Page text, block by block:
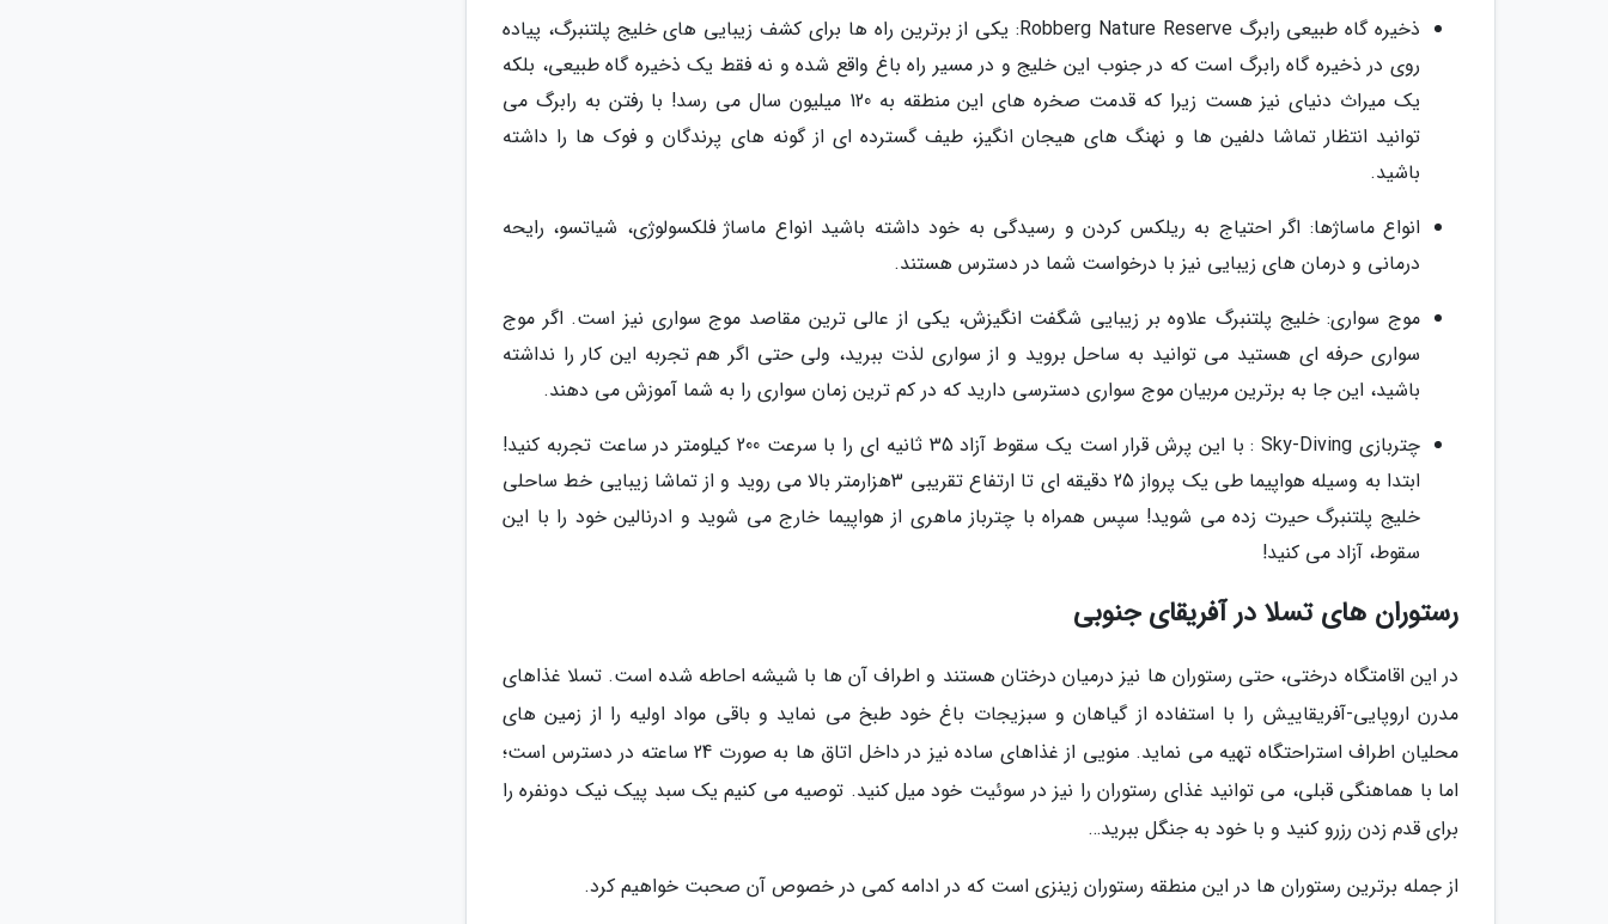
ذخیره گاه طبیعی رابرگ Robberg Nature Reserve: یکی از برترین راه ها برای کشف زیبایی های خلیج پلتنبرگ، پیاده
روی در ذخیره گاه رابرگ است که در جنوب این خلیج و در مسیر راه باغ واقع شده و نه فقط یک ذخیره گاه طبیعی، بلکه
یک میراث دنیای نیز هست زیرا که قدمت صخره های این منطقه به 120 میلیون سال می رسد! با رفتن به رابرگ می
توانید انتظار تماشا دلفین ها و نهنگ های هیجان انگیز، طیف گسترده ای از گونه های پرندگان و فوک ها را داشته
باشید.
انواع ماساژها: اگر احتیاج به ریلکس کردن و رسیدگی به خود داشته باشید انواع ماساژ فلکسولوژی، شیاتسو، رایحه
درمانی و درمان های زیبایی نیز با درخواست شما در دسترس هستند.
موج سواری: خلیج پلتنبرگ علاوه بر زیبایی شگفت انگیزش، یکی از عالی ترین مقاصد موج سواری نیز است. اگر موج
سواری حرفه ای هستید می توانید به ساحل بروید و از سواری لذت ببرید، ولی حتی اگر هم تجربه این کار را نداشته
باشید، این جا به برترین مربیان موج سواری دسترسی دارید که در کم ترین زمان سواری را به شما آموزش می دهند.
چتربازی Sky-Diving : با این پرش قرار است یک سقوط آزاد 35 ثانیه ای را با سرعت 200 کیلومتر در ساعت تجربه کنید!
ابتدا به وسیله هواپیما طی یک پرواز 25 دقیقه ای تا ارتفاع تقریبی 3هزارمتر بالا می روید و از تماشا زیبایی خط ساحلی
خلیج پلتنبرگ حیرت زده می شوید! سپس همراه با چترباز ماهری از هواپیما خارج می شوید و ادرنالین خود را با این
سقوط، آزاد می کنید!
رستوران های تسلا در آفریقای جنوبی
در این اقامتگاه درختی، حتی رستوران ها نیز درمیان درختان هستند و اطراف آن ها با شیشه احاطه شده است. تسلا غذاهای
مدرن اروپایی-آفریقاییش را با استفاده از گیاهان و سبزیجات باغ خود طبخ می نماید و باقی مواد اولیه را از زمین های
محلیان اطراف استراحتگاه تهیه می نماید. منویی از غذاهای ساده نیز در داخل اتاق ها به صورت 24 ساعته در دسترس است؛
اما با هماهنگی قبلی، می توانید غذای رستوران را نیز در سوئیت خود میل کنید. توصیه می کنیم یک سبد پیک نیک دونفره را
برای قدم زدن رزرو کنید و با خود به جنگل ببرید…
از جمله برترین رستوران ها در این منطقه رستوران زینزی است که در ادامه کمی در خصوص آن صحبت خواهیم کرد.